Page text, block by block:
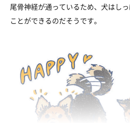
尾骨神経が通っているため、犬はし
ことができるのだそうです。